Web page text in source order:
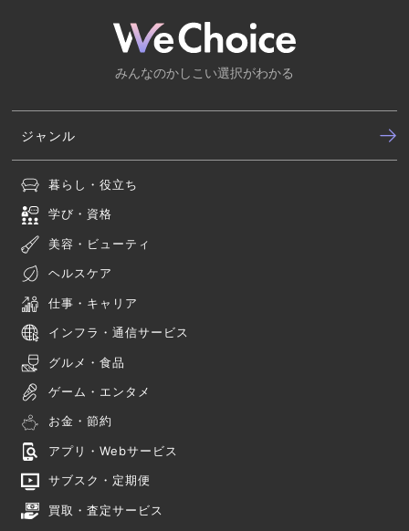
みんなのかしこい選択がわかる
ジャンル
暮らし・役立ち
学び・資格
美容・ビューティ
ヘルスケア
仕事・キャリア
インフラ・通信サービス
グルメ・食品
ゲーム・エンタメ
お金・節約
アプリ・Webサービス
サブスク・定期便
買取・査定サービス